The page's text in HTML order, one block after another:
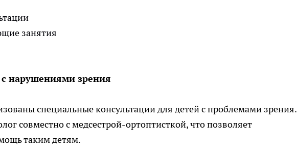
занятия
нарушениями зрения
специальные консультации для детей с проблемами зрения.
совместно с медсестрой-ортоптисткой, что позволяет
таким детям.